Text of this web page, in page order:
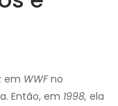
em WWFno
Então, em 1998, ela